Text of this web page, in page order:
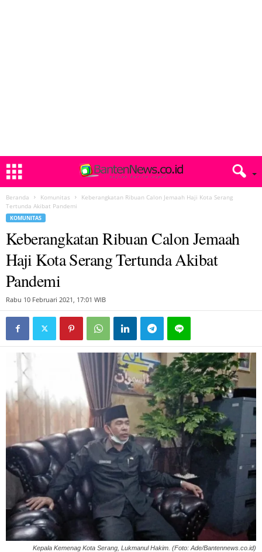
Beranda Komunitas
Keberangkatan Ribuan Calon Jemaah Haji Kota Serang
Tertunda Akibat Pandemi
KOMUNITAS
Keberangkatan Ribuan Calon Jemaah
Haji Kota Serang Tertunda Akibat
Pandemi
Rabu 10 Februari 2021, 17:01 WIB
Kepala Kemenag Kota Serang, Lukmanul Hakim. (Foto: Ade/Bantennews.co.id)